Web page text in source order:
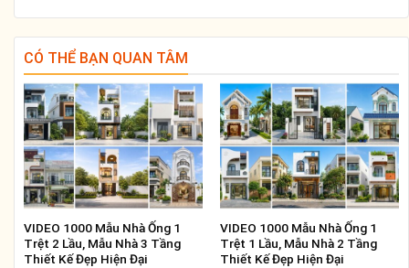
CÓ THỂ BẠN QUAN TÂM
VIDEO 1000 Mẫu Nhà Ống 1
Trệt 2 Lầu, Mẫu Nhà 3 Tầng
Thiết Kế Đẹp Hiện Đại
VIDEO 1000 Mẫu Nhà Ống 1
Trệt 1 Lầu, Mẫu Nhà 2 Tầng
Thiết Kế Đẹp Hiện Đại